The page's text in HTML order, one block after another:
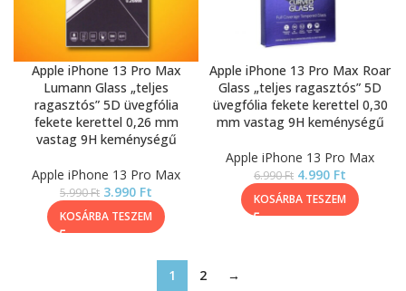
Apple iPhone 13 Pro Max
Lumann Glass „teljes
ragasztós” 5D üvegfólia
fekete kerettel 0,26 mm
vastag 9H keménységű
Apple iPhone 13 Pro Max
5.990Ft 3.990 Ft
KOSÁRBA TESZEM
Apple iPhone 13 Pro Max Roar
Glass „teljes ragasztós” 5D
üvegfólia fekete kerettel 0,30
mm vastag 9H keménységű
Apple iPhone 13 Pro Max
6.990Ft 4.990 Ft
KOSÁRBA TESZEM
1 2 →